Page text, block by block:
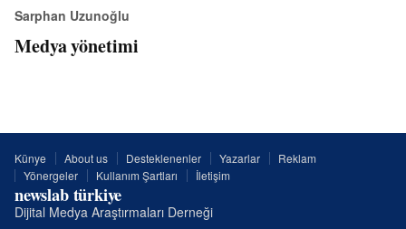
Sarphan Uzunoğlu
Medya yönetimi
Künye About us Desteklenenler Yazarlar
Reklam
Yönergeler
Kullanım Şartları İletişim
newslab türkiye
Dijital Medya Araştırmaları Derneği